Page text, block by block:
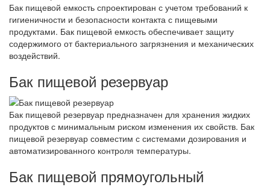
Бак пищевой емкость спроектирован с учетом требований к
гигиеничности и безопасности контакта с пищевыми
продуктами. Бак пищевой емкость обеспечивает защиту
содержимого от бактериального загрязнения и механических
воздействий.
Бак пищевой резервуар
Бак пищевой резервуар предназначен для хранения жидких
продуктов с минимальным риском изменения их свойств. Бак
пищевой резервуар совместим с системами дозирования и
автоматизированного контроля температуры.
Бак пищевой прямоугольный